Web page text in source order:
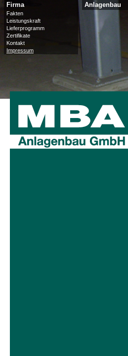
Firma
Fakten
Leistungskraft
Lieferprogramm
Zertifikate
Kontakt
Impressum
Anlagenbau